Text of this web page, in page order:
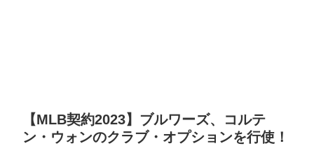
【MLB契約2023】ブルワーズ、コルテ
ン・ウォンのクラブ・オプションを行使！